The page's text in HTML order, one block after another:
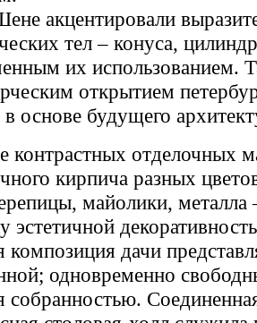
акцентировали
тел – конуса,
их использованием.
открытием
основе будущего
контрастных отделочных
кирпича разных
майолики, металла
эстетичной
дачи
одновременно
собранностью.